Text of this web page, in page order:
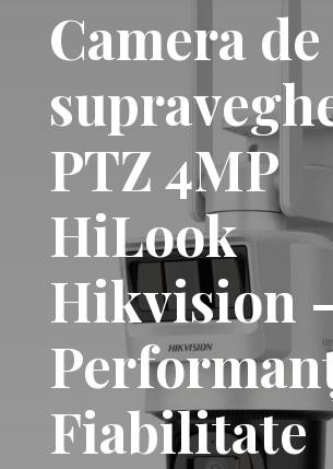
Camera de
PTZ 4MP
HiLook
Hikvision
Fiabilitate